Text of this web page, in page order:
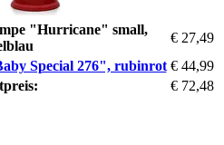
"Hurricane" small,
€ 27,49
Special 276", rubinrot € 44,99
€ 72,48